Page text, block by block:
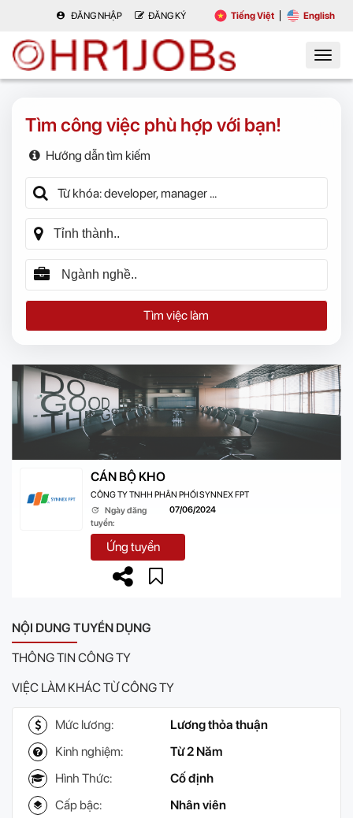
ĐĂNG NHẬP ĐĂNG KÝ Tiếng Việt English
Tìm công việc phù hợp với bạn!
Hướng dẫn tìm kiếm
Tìm việc làm
CÁN BỘ KHO
CÔNG TY TNHH PHÂN PHỐI SYNNEX FPT
Ngày đăng
tuyển:
07/06/2024
Ứng tuyển
NỘI DUNG TUYỂN DỤNG
THÔNG TIN CÔNG TY
VIỆC LÀM KHÁC TỪ CÔNG TY
Mức lương:
Lương thỏa thuận
Kinh nghiệm:
Từ 2 Năm
Hình Thức:
Cố định
Cấp bậc:
Nhân viên